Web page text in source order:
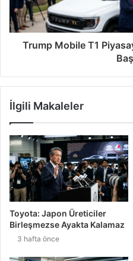
Trump Mobile T1
İlgili Makaleler
Toyota: Japon Üreticiler
Birleşmezse Ayakta Kalamaz
3 hafta önce